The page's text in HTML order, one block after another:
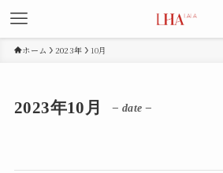
ホーム 2023年 10月
2023年10月 – date –